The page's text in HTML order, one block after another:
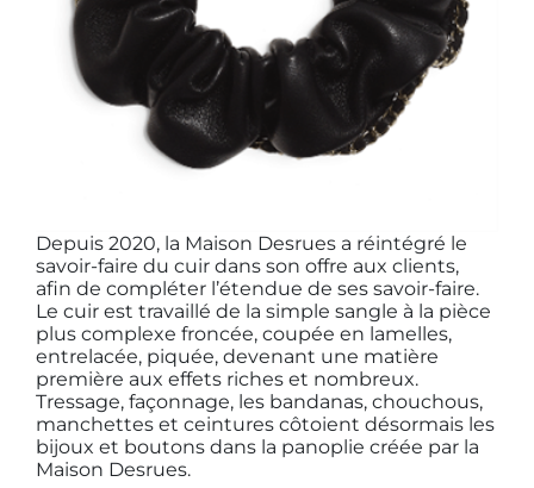
Depuis 2020, la Maison Desrues a réintégré le
savoir-faire du cuir dans son offre aux clients,
afin de compléter l’étendue de ses savoir-faire.
Le cuir est travaillé de la simple sangle à la pièce
plus complexe froncée, coupée en lamelles,
entrelacée, piquée, devenant une matière
première aux effets riches et nombreux.
Tressage, façonnage, les bandanas, chouchous,
manchettes et ceintures côtoient désormais les
bijoux et boutons dans la panoplie créée par la
Maison Desrues.